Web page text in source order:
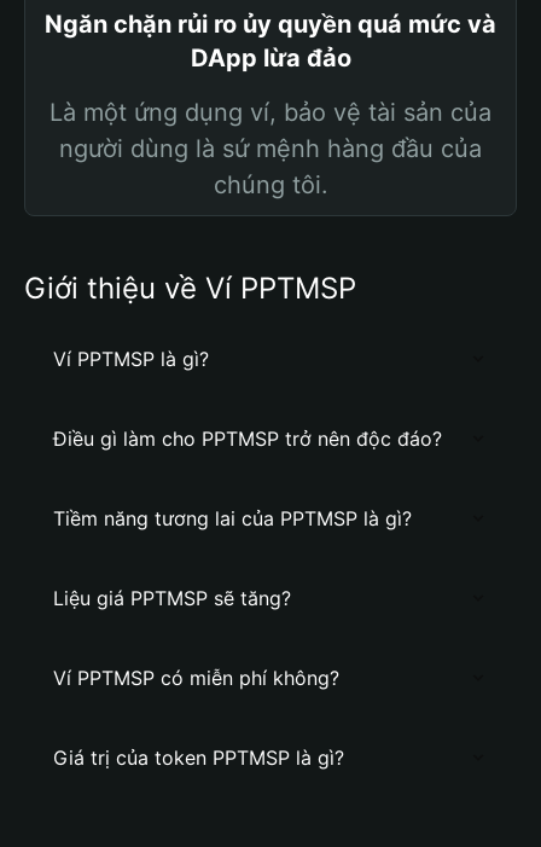
Ngăn chặn rủi ro ủy quyền quá mức và
DApp lừa đảo
Là một ứng dụng ví, bảo vệ tài sản của
người dùng là sứ mệnh hàng đầu của
chúng tôi.
Giới thiệu về Ví PPTMSP
Ví PPTMSP là gì?
Điều gì làm cho PPTMSP trở nên độc đáo?
Tiềm năng tương lai của PPTMSP là gì?
Liệu giá PPTMSP sẽ tăng?
Ví PPTMSP có miễn phí không?
Giá trị của token PPTMSP là gì?